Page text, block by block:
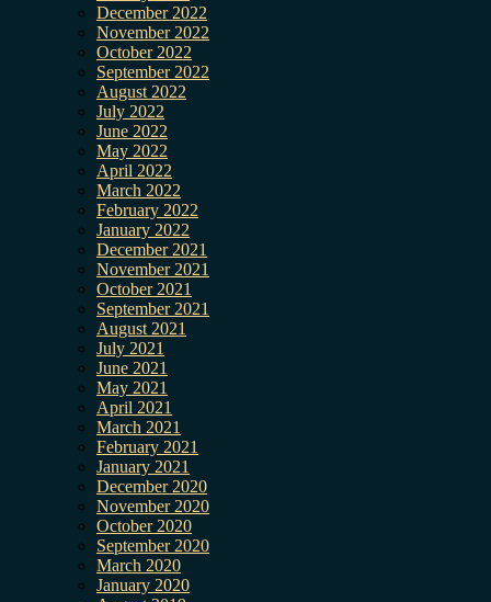
December 2022
November 2022
October 2022
September 2022
August 2022
July 2022
June 2022
May 2022
April 2022
March 2022
February 2022
January 2022
December 2021
November 2021
October 2021
September 2021
August 2021
July 2021
June 2021
May 2021
April 2021
March 2021
February 2021
January 2021
December 2020
November 2020
October 2020
September 2020
March 2020
January 2020